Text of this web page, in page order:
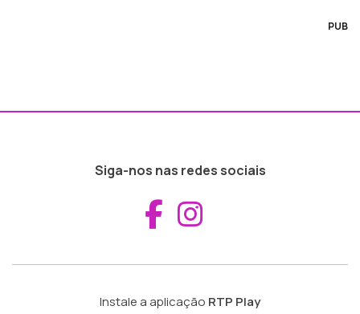
PUB
Siga-nos nas redes sociais
Aceder ao
Instale a aplicação RTP Play